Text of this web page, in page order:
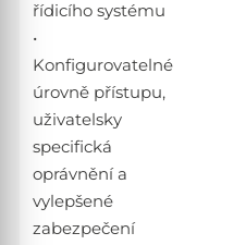
řídicího systému
•
Konfigurovatelné
úrovně přístupu,
uživatelsky
specifická
oprávnění a
vylepšené
zabezpečení